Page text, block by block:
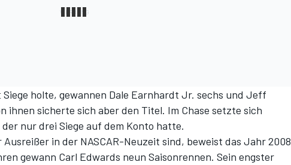
holte, gewannen Dale Earnhardt Jr. sechs und Jeff
ihnen sicherte sich aber den Titel. Im Chase setzte sich
nur drei Siege auf dem Konto hatte.
in der NASCAR-Neuzeit sind, beweist das Jahr 2008
gewann Carl Edwards neun Saisonrennen. Sein engster